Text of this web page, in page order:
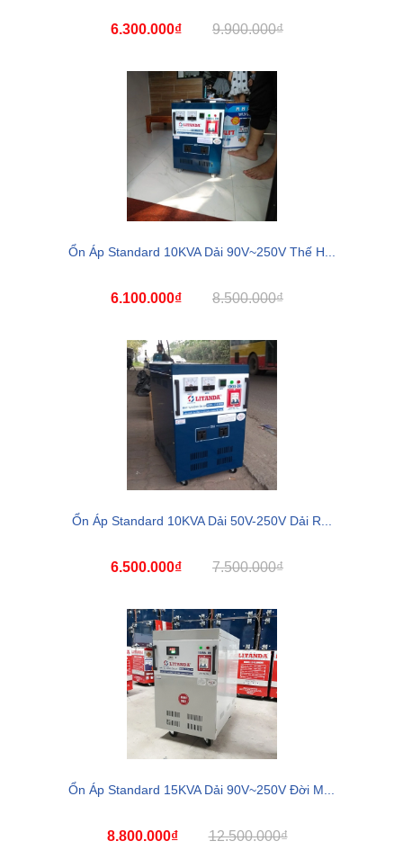
6.300.000₫ 9.900.000₫
Ổn Áp Standard 10KVA Dải 90V~250V Thế H...
6.100.000₫ 8.500.000₫
Ổn Áp Standard 10KVA Dải 50V-250V Dải R...
6.500.000₫ 7.500.000₫
Ổn Áp Standard 15KVA Dải 90V~250V Đời M...
8.800.000₫ 12.500.000₫